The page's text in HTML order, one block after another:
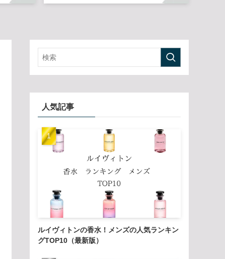
人気記事
ルイヴィトンの香水！メンズの人気ランキン
グTOP10（最新版）